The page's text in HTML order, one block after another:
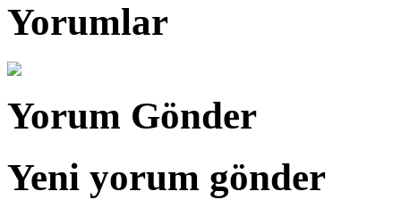
Yorumlar
Yorum Gönder
Yeni yorum gönder